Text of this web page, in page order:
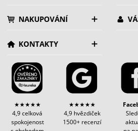
NAKUPOVÁNÍ
KONTAKTY
★★★★★
4,9 celková
spokojenost
★★★★★
4,9 hvězdiček
1500+ recenzí